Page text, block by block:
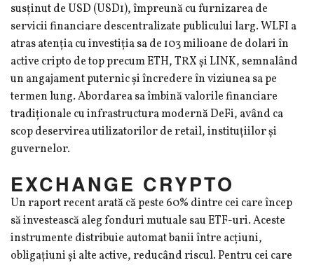
susținut de USD (USD1), împreună cu furnizarea de
servicii financiare descentralizate publicului larg. WLFI a
atras atenția cu investiția sa de 103 milioane de dolari în
active cripto de top precum ETH, TRX și LINK, semnalând
un angajament puternic și încredere în viziunea sa pe
termen lung. Abordarea sa îmbină valorile financiare
tradiționale cu infrastructura modernă DeFi, având ca
scop deservirea utilizatorilor de retail, instituțiilor și
guvernelor.
EXCHANGE CRYPTO
Un raport recent arată că peste 60% dintre cei care încep
să investească aleg fonduri mutuale sau ETF-uri. Aceste
instrumente distribuie automat banii între acțiuni,
obligațiuni și alte active, reducând riscul. Pentru cei care